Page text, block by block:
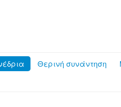
Θερινή συνάντηση